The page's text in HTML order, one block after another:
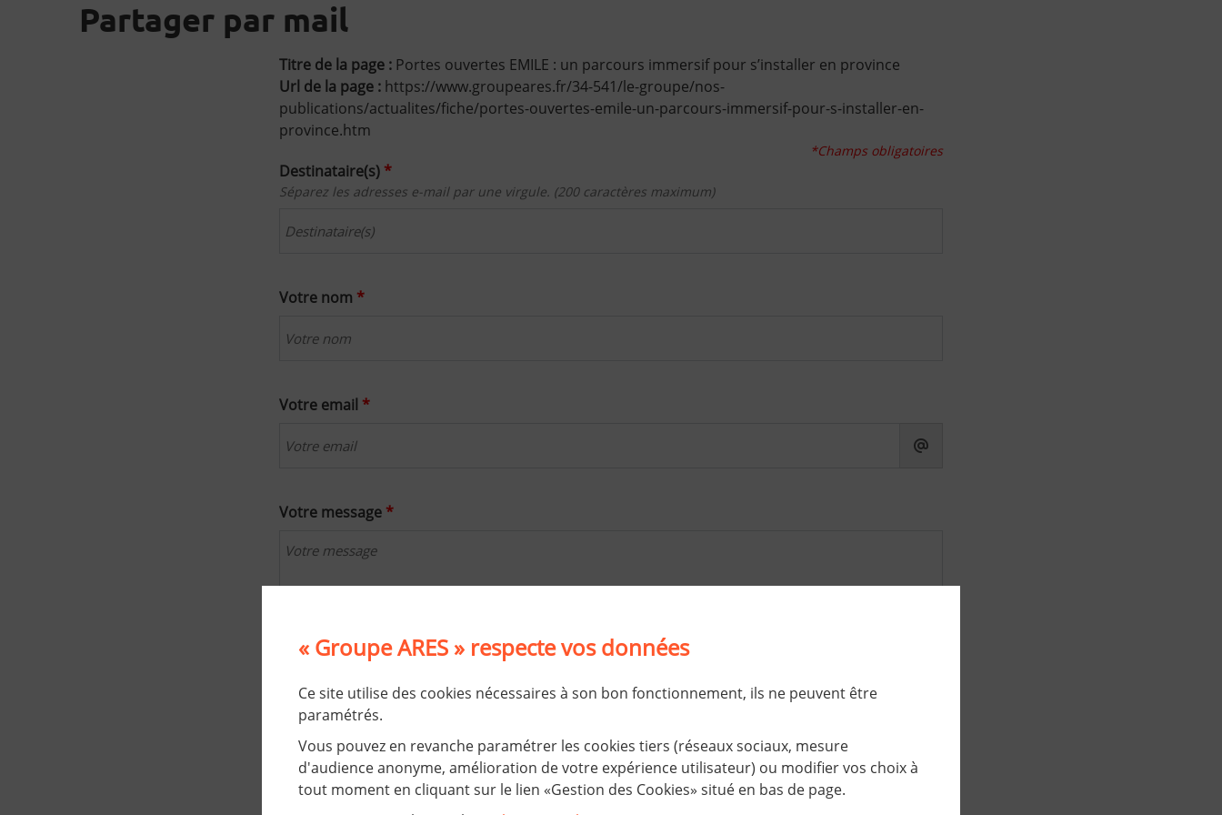
Partager par mail
Titre de la page : Portes ouvertes EMILE : un parcours immersif pour s’installer en province
Url de la page : https://www.groupeares.fr/34-541/le-groupe/nos-
publications/actualites/fiche/portes-ouvertes-emile-un-parcours-immersif-pour-s-installer-en-
province.htm
*Champs obligatoires
Destinataire(s) *
Séparez les adresses e-mail par une virgule. (200 caractères maximum)
Votre nom *
Votre email *
Votre message *
Validation*
À des fins de sécurité, veuillez sélectionner les 3 premiers caractères et les3 derniers caractères
F H A X 8 L Q 6
« Groupe ARES » respecte vos données
Ce site utilise des cookies nécessaires à son bon fonctionnement, ils ne peuvent être
paramétrés.
Vous pouvez en revanche paramétrer les cookies tiers (réseaux sociaux, mesure
d'audience anonyme, amélioration de votre expérience utilisateur) ou modifier vos choix à
tout moment en cliquant sur le lien «Gestion des Cookies» situé en bas de page.